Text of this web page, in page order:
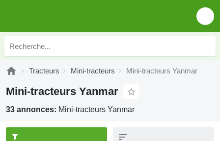
Tracteurs Mini-tracteurs Mini-tracteurs Yanmar
Mini-tracteurs Yanmar
33 annonces: Mini-tracteurs Yanmar